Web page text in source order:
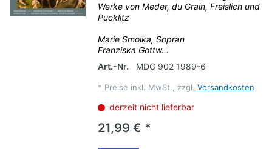
Werke von Meder, du Grain, Freislich und
Pucklitz
Marie Smolka, Sopran
Franziska Gottw...
Art.-Nr.
MDG 902 1989-6
* Preise inkl. MwSt., zzgl. Versandkosten
derzeit nicht lieferbar
21,99 € *